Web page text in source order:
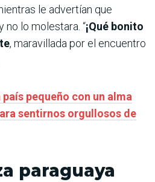
le advertían que
no lo molestara. “¡Qué bonito
, maravillada por el encuentro
país pequeño con un alma
sentirnos orgullosos de
paraguaya